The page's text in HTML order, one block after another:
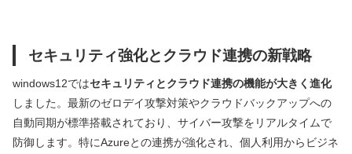
セキュリティ強化とクラウド連携の新戦略
windows12ではセキュリティとクラウド連携の機能が大きく進化
しました。最新のゼロデイ攻撃対策やクラウドバックアップへの
自動同期が標準搭載されており、サイバー攻撃をリアルタイムで
防御します。特にAzureとの連携が強化され、個人利用からビジネ